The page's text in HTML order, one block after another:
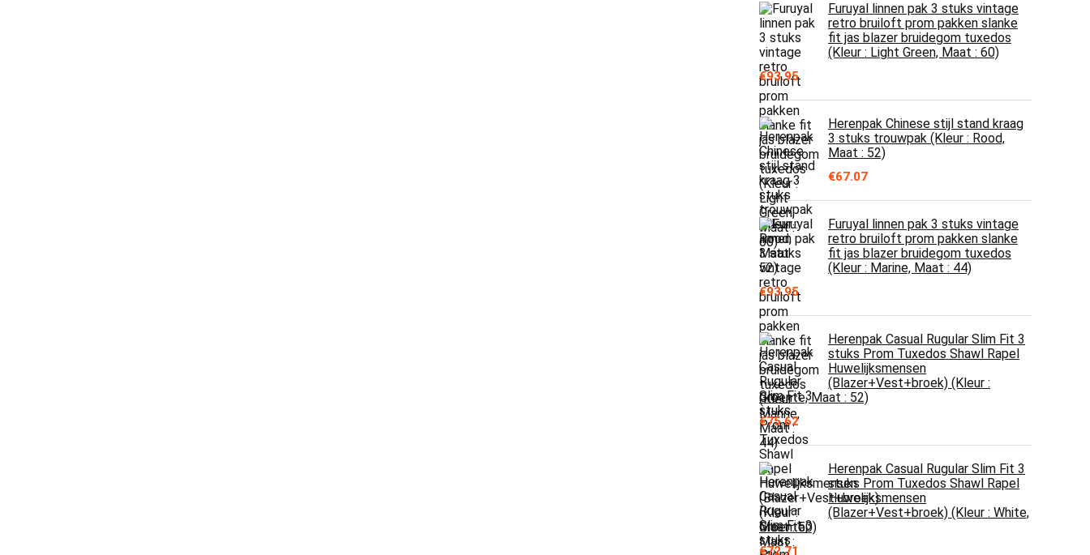
Furuyal linnen pak 3 stuks vintage
retro bruiloft prom pakken slanke
fit jas blazer bruidegom tuxedos
(Kleur : Light Green, Maat : 60)
€93.95
Herenpak Chinese stijl stand kraag
3 stuks trouwpak (Kleur : Rood,
Maat : 52)
€67.07
Furuyal linnen pak 3 stuks vintage
retro bruiloft prom pakken slanke
fit jas blazer bruidegom tuxedos
(Kleur : Marine, Maat : 44)
€93.95
Herenpak Casual Rugular Slim Fit 3
stuks Prom Tuxedos Shawl Rapel
Huwelijksmensen
(Blazer+Vest+broek) (Kleur :
Groente, Maat : 52)
€75.62
Herenpak Casual Rugular Slim Fit 3
stuks Prom Tuxedos Shawl Rapel
Huwelijksmensen
(Blazer+Vest+broek) (Kleur : White,
Maat : 50)
€72.71